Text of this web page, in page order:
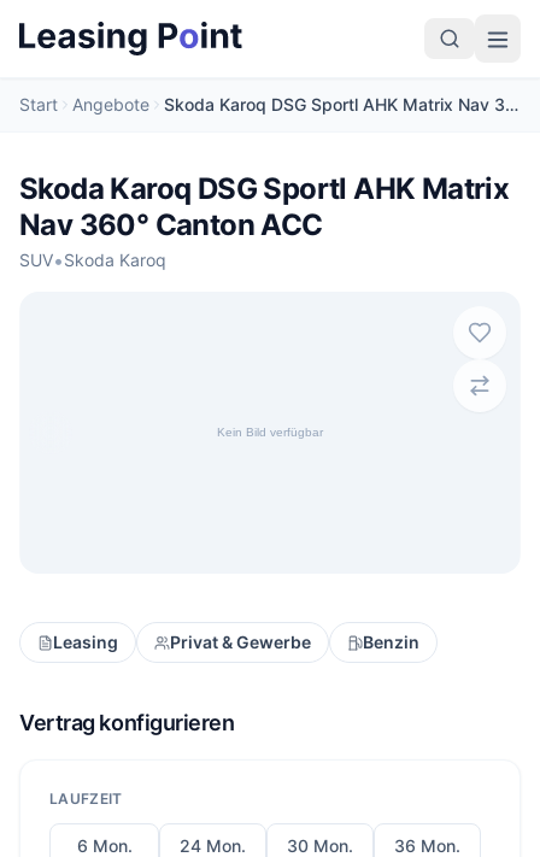
Start Angebote Skoda Karoq DSG Sportl AHK Matrix Nav 360° Canton ACC
Skoda Karoq DSG Sportl AHK Matrix
Nav 360° Canton ACC
SUV•Skoda Karoq
Leasing Privat & Gewerbe Benzin
Vertrag konfigurieren
LAUFZEIT
6 Mon. 24 Mon. 30 Mon. 36 Mon.